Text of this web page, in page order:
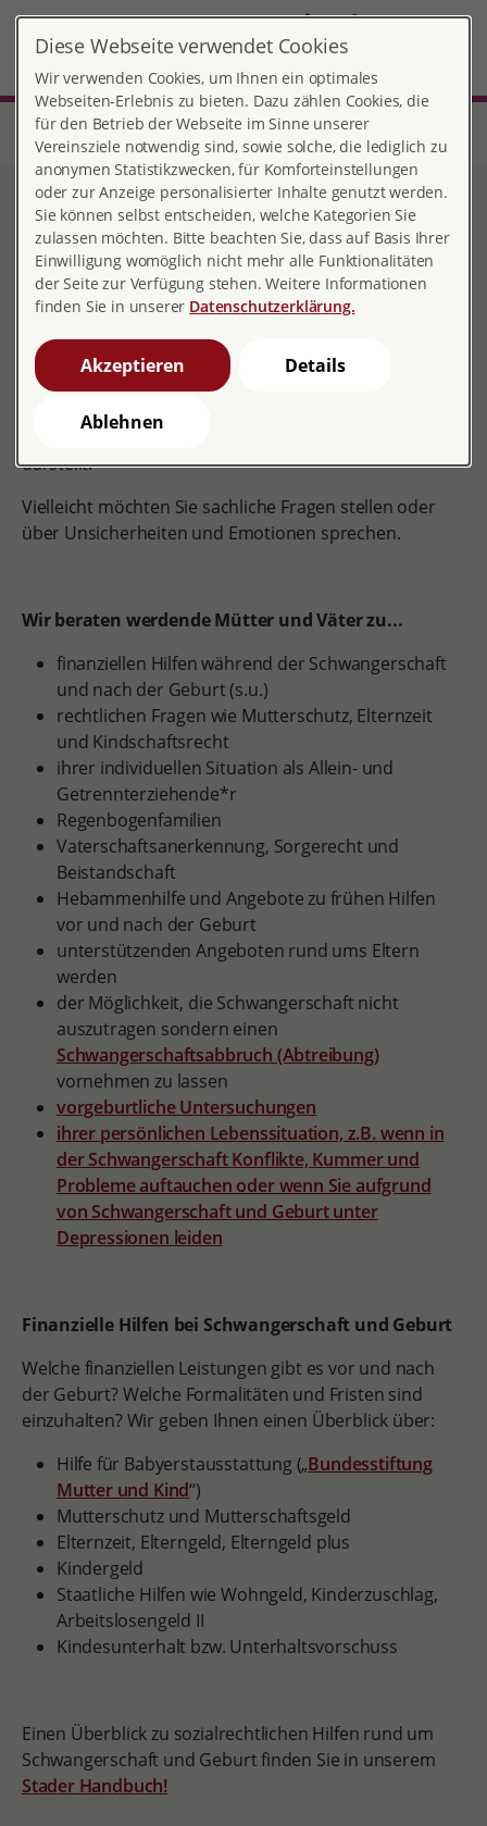
DE
Start Niedersachsen
Beratungsstelle Cuxhaven
Schwangerenberatung
Schwangerenberatung
Eine Schwangerschaft bringt neue Erfahrungen und
viele Fragen mit sich. Sie kann geplant, überraschend
oder auch unerwünscht sein. Ihr Erleben ist vielseitig.
Es gibt zudem Lebenssituationen, in denen die
darstellt.
Vielleicht möchten Sie sachliche Fragen stellen oder
über Unsicherheiten und Emotionen sprechen.
Wir beraten werdende Mütter und Väter zu...
finanziellen Hilfen während der Schwangerschaft
und nach der Geburt (s.u.)
rechtlichen Fragen wie Mutterschutz, Elternzeit
und Kindschaftsrecht
ihrer individuellen Situation als Allein- und
Getrennterziehende*r
Regenbogenfamilien
Vaterschaftsanerkennung, Sorgerecht und
Beistandschaft
Hebammenhilfe und Angebote zu frühen Hilfen
vor und nach der Geburt
unterstützenden Angeboten rund ums Eltern
werden
der Möglichkeit, die Schwangerschaft nicht
auszutragen sondern einen
Schwangerschaftsabbruch (Abtreibung)
vornehmen zu lassen
vorgeburtliche Untersuchungen
ihrer persönlichen Lebenssituation, z.B. wenn in
der Schwangerschaft Konflikte, Kummer und
Probleme auftauchen oder wenn Sie aufgrund
von Schwangerschaft und Geburt unter
Depressionen leiden
Finanzielle Hilfen bei Schwangerschaft und Geburt
Welche finanziellen Leistungen gibt es vor und nach
der Geburt? Welche Formalitäten und Fristen sind
einzuhalten? Wir geben Ihnen einen Überblick über:
Hilfe für Babyerstausstattung („Bundesstiftung
Mutter und Kind“)
Mutterschutz und Mutterschaftsgeld
Elternzeit, Elterngeld, Elterngeld plus
Kindergeld
Staatliche Hilfen wie Wohngeld, Kinderzuschlag,
Arbeitslosengeld II
Kindesunterhalt bzw. Unterhaltsvorschuss
Einen Überblick zu sozialrechtlichen Hilfen rund um
Schwangerschaft und Geburt finden Sie in unserem
Stader Handbuch!
Diese Webseite verwendet Cookies
Wir verwenden Cookies, um Ihnen ein optimales
Webseiten-Erlebnis zu bieten. Dazu zählen Cookies, die
für den Betrieb der Webseite im Sinne unserer
Vereinsziele notwendig sind, sowie solche, die lediglich zu
anonymen Statistikzwecken, für Komforteinstellungen
oder zur Anzeige personalisierter Inhalte genutzt werden.
Sie können selbst entscheiden, welche Kategorien Sie
zulassen möchten. Bitte beachten Sie, dass auf Basis Ihrer
Einwilligung womöglich nicht mehr alle Funktionalitäten
der Seite zur Verfügung stehen. Weitere Informationen
finden Sie in unserer Datenschutzerklärung.
Akzeptieren Details
Ablehnen